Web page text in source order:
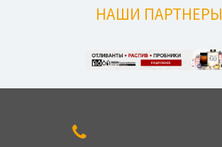
НАШИ ПАРТНЕРЫ